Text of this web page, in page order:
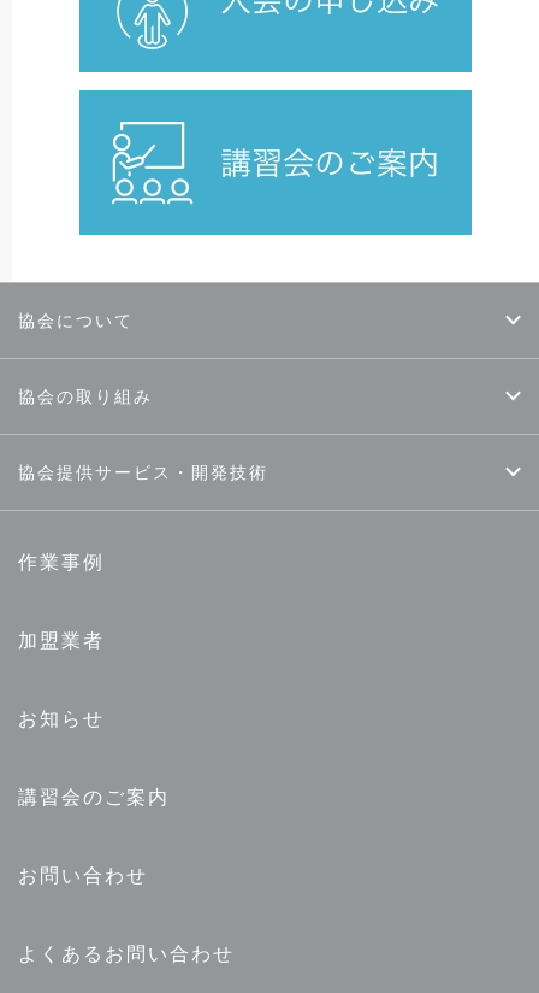
協会について
協会の取り組み
協会提供サービス・開発技術
作業事例
加盟業者
お知らせ
講習会のご案内
お問い合わせ
よくあるお問い合わせ